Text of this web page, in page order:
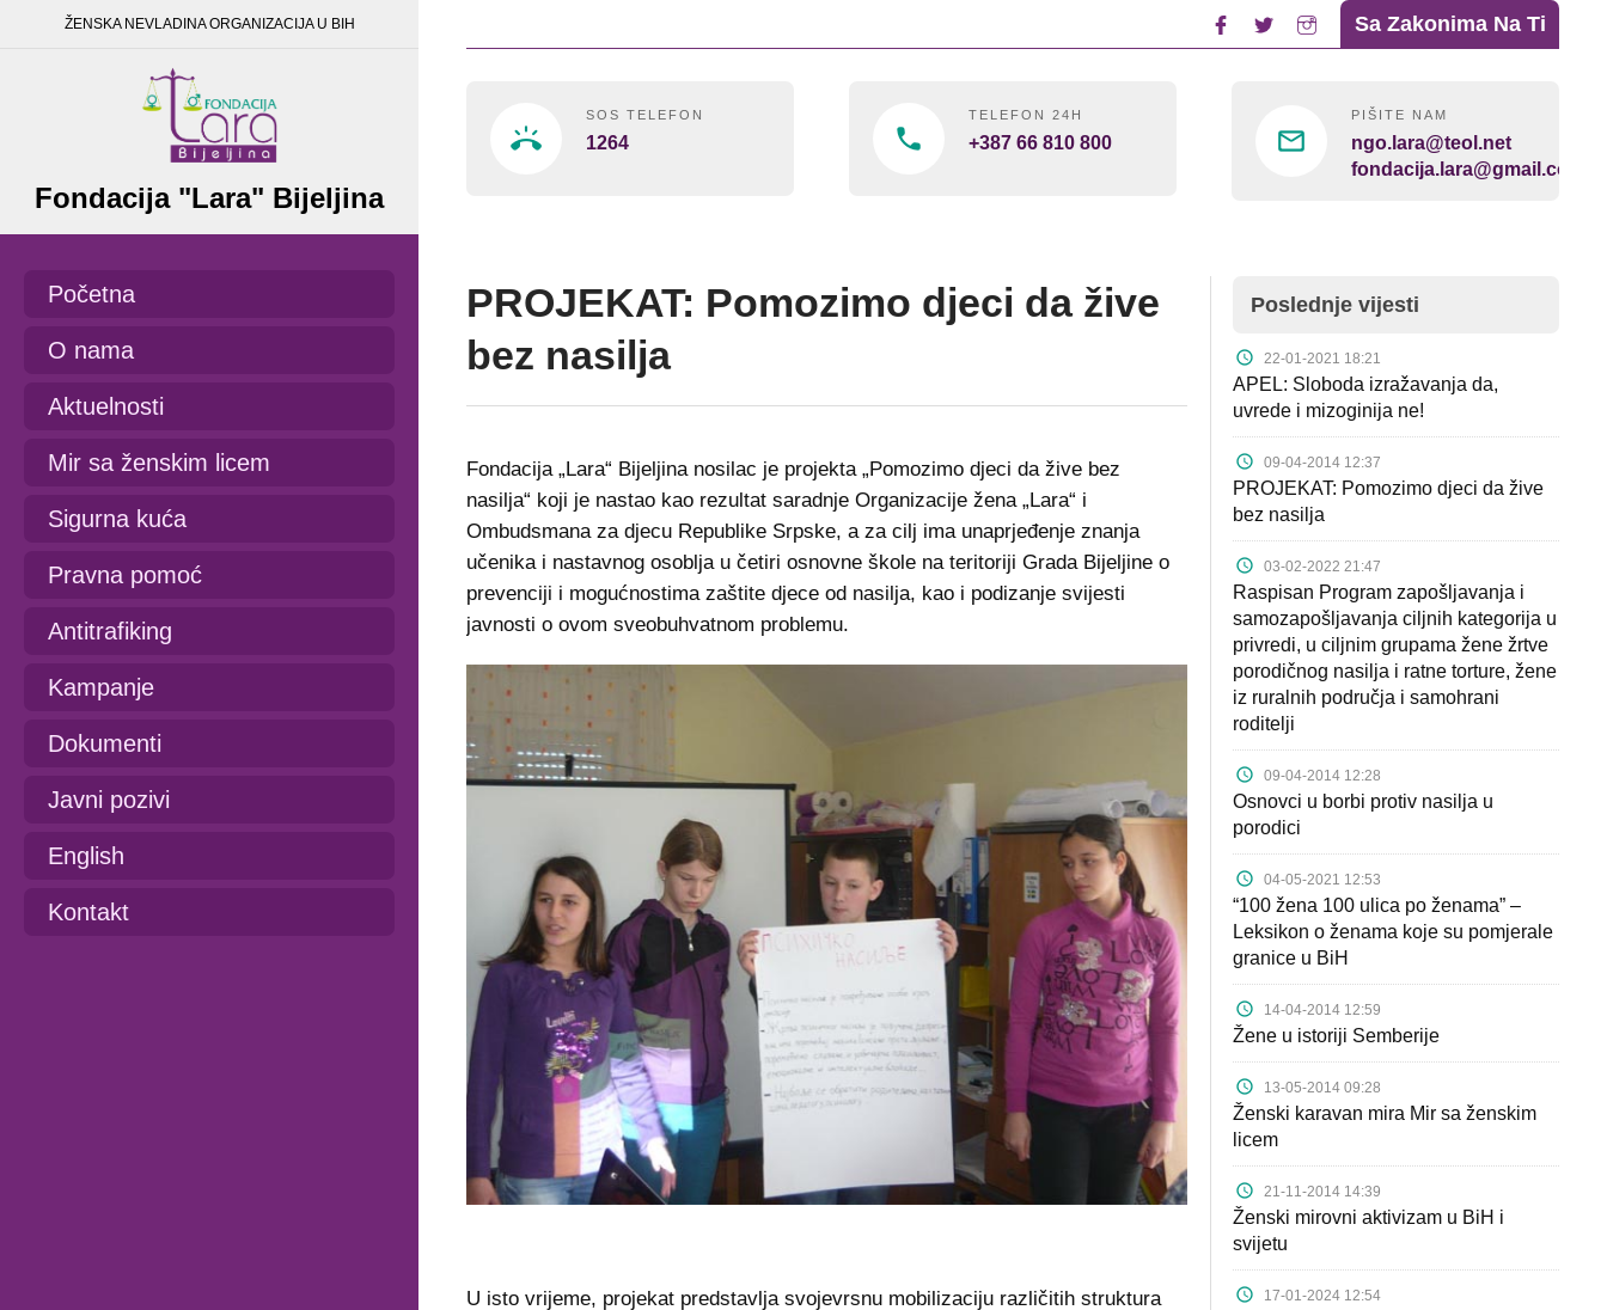
Sa Zakonima Na Ti
SOS TELEFON
1264
TELEFON 24H
+387 66 810 800
PIŠITE NAM
ngo.lara@teol.net
fondacija.lara@gmail.com
ŽENSKA NEVLADINA ORGANIZACIJA U BIH
Fondacija "Lara" Bijeljina
Početna
O nama
Aktuelnosti
Mir sa ženskim licem
Sigurna kuća
Pravna pomoć
Antitrafiking
Kampanje
Dokumenti
Javni pozivi
English
Kontakt
PROJEKAT: Pomozimo djeci da žive
bez nasilja
Fondacija „Lara“ Bijeljina nosilac je projekta „Pomozimo djeci da žive bez
nasilja“ koji je nastao kao rezultat saradnje Organizacije žena „Lara“ i
Ombudsmana za djecu Republike Srpske, a za cilj ima unaprjeđenje znanja
učenika i nastavnog osoblja u četiri osnovne škole na teritoriji Grada Bijeljine o
prevenciji i mogućnostima zaštite djece od nasilja, kao i podizanje svijesti
javnosti o ovom sveobuhvatnom problemu.
U isto vrijeme, projekat predstavlja svojevrsnu mobilizaciju različitih struktura
Poslednje vijesti
22-01-2021 18:21
APEL: Sloboda izražavanja da,
uvrede i mizoginija ne!
09-04-2014 12:37
PROJEKAT: Pomozimo djeci da žive
bez nasilja
03-02-2022 21:47
Raspisan Program zapošljavanja i
samozapošljavanja ciljnih kategorija u
privredi, u ciljnim grupama žene žrtve
porodičnog nasilja i ratne torture, žene
iz ruralnih područja i samohrani
roditelji
09-04-2014 12:28
Osnovci u borbi protiv nasilja u
porodici
04-05-2021 12:53
“100 žena 100 ulica po ženama” –
Leksikon o ženama koje su pomjerale
granice u BiH
14-04-2014 12:59
Žene u istoriji Semberije
13-05-2014 09:28
Ženski karavan mira Mir sa ženskim
licem
21-11-2014 14:39
Ženski mirovni aktivizam u BiH i
svijetu
17-01-2024 12:54